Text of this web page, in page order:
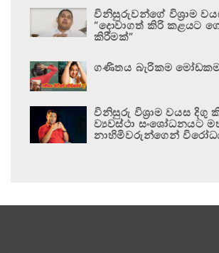
විනිසුරුවන්ගේ විශ්‍රාම
“දොවාගත් කිරි කළයට
කිරීමක්”
ගණිතය බැරිකම
විනිසුරු විශ්‍රාම වයස දිගු
ව්‍යවස්ථා සංශෝධනයට
නාහිමිවරුන්ගෙන්